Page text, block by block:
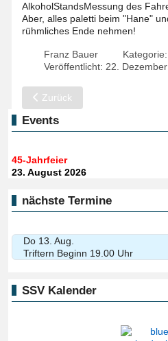
AlkoholStandsMessung des
Aber, alles paletti beim "Hane"
rühmliches Ende nehmen!
Franz Bauer Kategorie:
Veröffentlicht: 22.
Vorheriger Beitrag:
Zurück
Events
45-Jahrfeier
23. August 2026
nächste Termine
Do 13. Aug.
Triftern Beginn 19.00 Uhr
SSV Kalender